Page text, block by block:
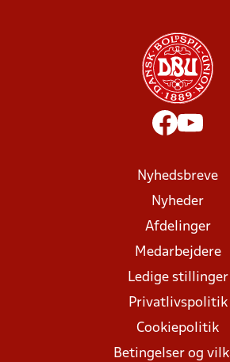
Nyhedsbreve
Nyheder
Afdelinger
Medarbejdere
Ledige stillinger
Privatlivspolitik
Cookiepolitik
Betingelser og